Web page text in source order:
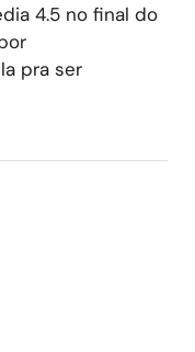
4.5 no final do
pra ser